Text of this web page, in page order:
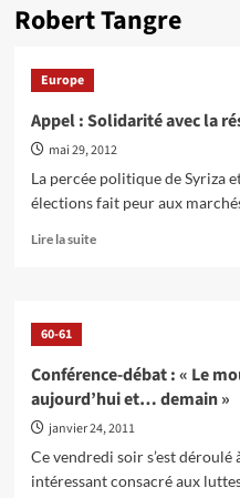
Robert Tangre
Europe
Appel : Solidarité avec la
mai 29, 2012
La percée politique de Syriza
élections fait peur aux
Lire la suiteEn
avec
la
résistance
peuple
grec
60-61
Conférence-débat : « Le
aujourd’hui et… demain »
janvier 24, 2011
Ce vendredi soir s’est
intéressant consacré aux